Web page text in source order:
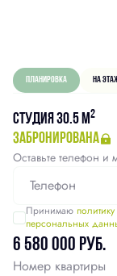
Планировка На
Студия 30.5 м2
забронирована
Оставьте телефон
Принимаю
персональных
6 580 000 руб.
Номер квартиры